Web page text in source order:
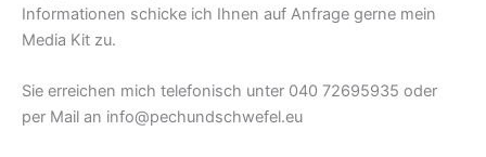
Informationen schicke ich Ihnen auf Anfrage gerne mein
Media Kit zu.
Sie erreichen mich telefonisch unter 040 72695935 oder
per Mail an info@pechundschwefel.eu